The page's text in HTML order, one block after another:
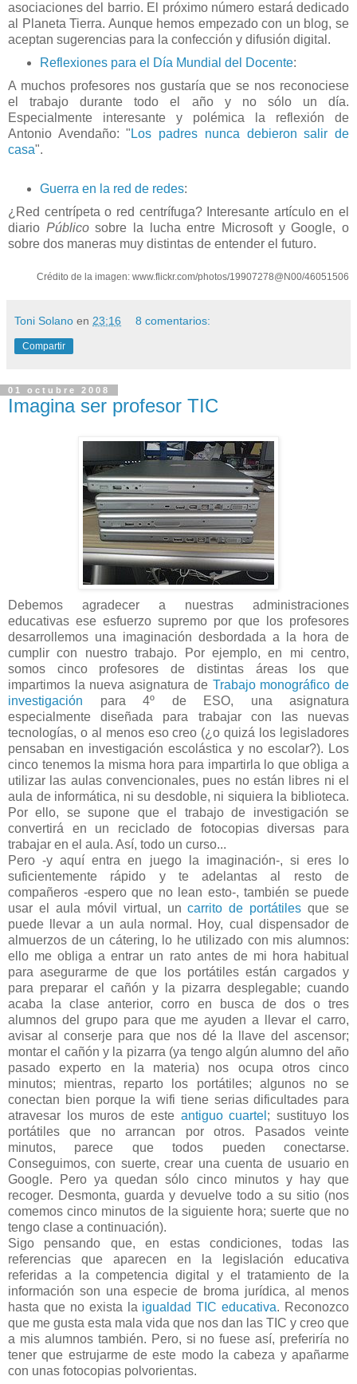
asociaciones del barrio. El próximo número estará dedicado
al Planeta Tierra. Aunque hemos empezado con un blog, se
aceptan sugerencias para la confección y difusión digital.
Reflexiones para el Día Mundial del Docente:
A muchos profesores nos gustaría que se nos reconociese
el trabajo durante todo el año y no sólo un día.
Especialmente interesante y polémica la reflexión de
Antonio Avendaño: " Los padres nunca debieron salir de
casa".
Guerra en la red de redes:
¿Red centrípeta o red centrífuga? Interesante artículo en el
diario Públicosobre la lucha entre Microsoft y Google, o
sobre dos maneras muy distintas de entender el futuro.
Crédito de la imagen: www.flickr.com/photos/19907278@N00/46051506
Toni Solano en 23:16 8 comentarios:
Compartir
01 octubre 2008
Imagina ser profesor TIC
Debemos agradecer a nuestras administraciones
educativas ese esfuerzo supremo por que los profesores
desarrollemos una imaginación desbordada a la hora de
cumplir con nuestro trabajo. Por ejemplo, en mi centro,
somos cinco profesores de distintas áreas los que
impartimos la nueva asignatura de Trabajo monográfico de
investigación para 4º de ESO, una asignatura
especialmente diseñada para trabajar con las nuevas
tecnologías, o al menos eso creo (¿o quizá los legisladores
pensaban en investigación escolástica y no escolar?). Los
cinco tenemos la misma hora para impartirla lo que obliga a
utilizar las aulas convencionales, pues no están libres ni el
aula de informática, ni su desdoble, ni siquiera la biblioteca.
Por ello, se supone que el trabajo de investigación se
convertirá en un reciclado de fotocopias diversas para
trabajar en el aula. Así, todo un curso...
Pero -y aquí entra en juego la imaginación-, si eres lo
suficientemente rápido y te adelantas al resto de
compañeros -espero que no lean esto-, también se puede
usar el aula móvil virtual, uncarrito de portátiles que se
puede llevar a un aula normal. Hoy, cual dispensador de
almuerzos de un cátering, lo he utilizado con mis alumnos:
ello me obliga a entrar un rato antes de mi hora habitual
para asegurarme de que los portátiles están cargados y
para preparar el cañón y la pizarra desplegable; cuando
acaba la clase anterior, corro en busca de dos o tres
alumnos del grupo para que me ayuden a llevar el carro,
avisar al conserje para que nos dé la llave del ascensor;
montar el cañón y la pizarra (ya tengo algún alumno del año
pasado experto en la materia) nos ocupa otros cinco
minutos; mientras, reparto los portátiles; algunos no se
conectan bien porque la wifi tiene serias dificultades para
atravesar los muros de este antiguo cuartel ; sustituyo los
portátiles que no arrancan por otros. Pasados veinte
minutos, parece que todos pueden conectarse.
Conseguimos, con suerte, crear una cuenta de usuario en
Google. Pero ya quedan sólo cinco minutos y hay que
recoger. Desmonta, guarda y devuelve todo a su sitio (nos
comemos cinco minutos de la siguiente hora; suerte que no
tengo clase a continuación).
Sigo pensando que, en estas condiciones, todas las
referencias que aparecen en la legislación educativa
referidas a la competencia digital y el tratamiento de la
información son una especie de broma jurídica, al menos
hasta que no exista la igualdad TIC educativa. Reconozco
que me gusta esta mala vida que nos dan las TIC y creo que
a mis alumnos también. Pero, si no fuese así, preferiría no
tener que estrujarme de este modo la cabeza y apañarme
con unas fotocopias polvorientas.